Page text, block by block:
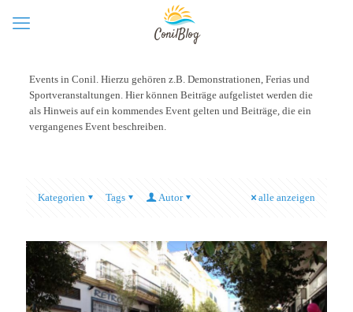
Events in Conil. Hierzu gehören z.B. Demonstrationen, Ferias und
Sportveranstaltungen. Hier können Beiträge aufgelistet werden die
als Hinweis auf ein kommendes Event gelten und Beiträge, die ein
vergangenes Event beschreiben.
Kategorien Tags Autor alle anzeigen